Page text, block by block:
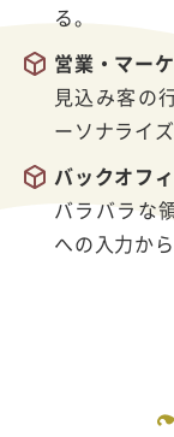
る。
営業・マー
見込み客の
ーソナライ
バックオフ
バラバラな
への入力か